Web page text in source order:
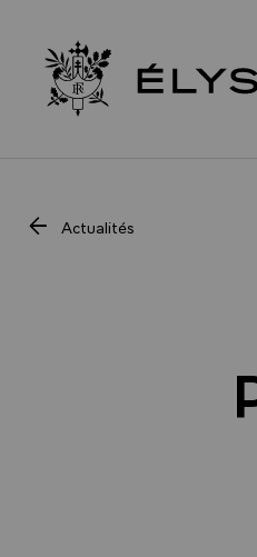
Retour à l’accueil Élysée
Actualités